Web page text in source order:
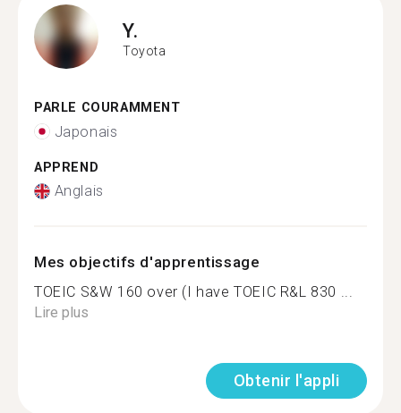
Y.
Toyota
PARLE COURAMMENT
Japonais
APPREND
Anglais
Mes objectifs d'apprentissage
TOEIC S&W 160 over (I have TOEIC R&L 830 ...
Lire plus
Obtenir l'appli